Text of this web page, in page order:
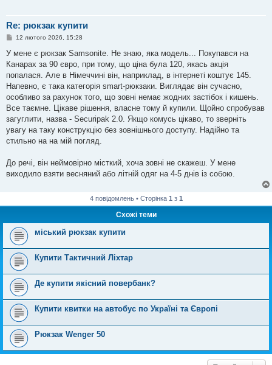
Re: рюкзак купити
П
в
д
о
л
е
н
я
12 лютого 2026, 15:28
У мене є рюкзак Samsonite. Не знаю, яка модель... Покупався на
Канарах за 90 євро, при тому, що ціна була 120, якась акція
попалася. Але в Німеччині він, наприклад, в інтернеті коштує 145.
Напевно, є така категорія smart-рюкзаки. Виглядає він сучасно,
особливо за рахунок того, що зовні немає жодних застібок і кишень.
Все таємне. Цікаве рішення, власне тому й купили. Щойно спробував
загуглити, назва - Securipak 2.0. Якщо комусь цікаво, то зверніть
увагу на таку конструкцію без зовнішнього доступу. Надійно та
стильно на на мій погляд.
До речі, він неймовірно місткий, хоча зовні не скажеш. У мене
виходило взяти весняний або літній одяг на 4-5 днів із собою.
4 повідомлень • Сторінка 1 з 1
Схожі теми
міський рюкзак купити
Купити Тактичний Ліхтар
Де купити якісний повербанк?
Купити квитки на автобус по Україні та Європі
Рюкзак Wenger 50